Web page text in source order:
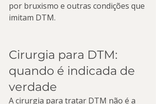
por bruxismo e outras condições que
imitam DTM.
Cirurgia para DTM:
quando é indicada de
verdade
A cirurgia para tratar DTM não é a